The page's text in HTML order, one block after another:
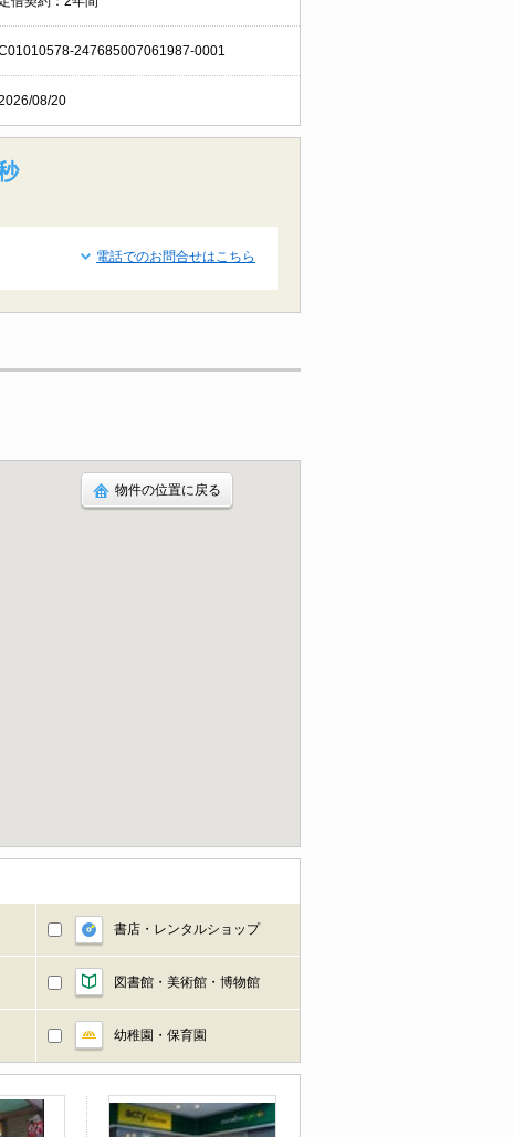
247685007061987-0001
08/20
電話でのお問合せはこちら
物件の位置に戻る
書店・レンタルショップ
図書館・美術館・博物館
幼稚園・保育園